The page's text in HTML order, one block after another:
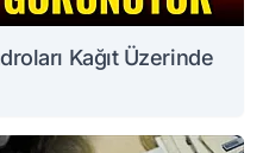
Kağıt Üzerinde